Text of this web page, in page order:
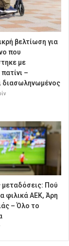
βελτίωση για
που
με
–
διασωληνωμένος
μεταδόσεις: Πού
φιλικά ΑΕΚ, Άρη
– Όλο το